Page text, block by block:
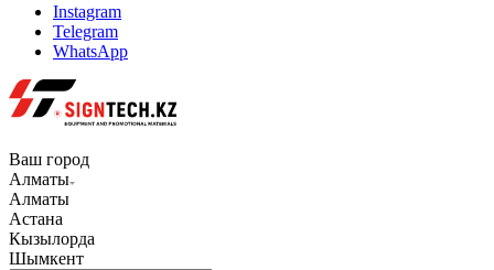
Instagram
Telegram
WhatsApp
Ваш город
Алматы
Алматы
Астана
Кызылорда
Шымкент